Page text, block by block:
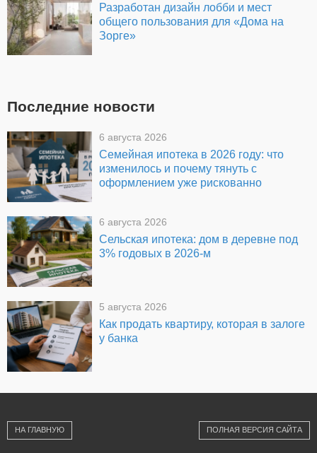
Разработан дизайн лобби и мест
общего пользования для «Дома на
Зорге»
Последние новости
6 августа 2026
Семейная ипотека в 2026 году: что
изменилось и почему тянуть с
оформлением уже рискованно
6 августа 2026
Сельская ипотека: дом в деревне под
3% годовых в 2026-м
5 августа 2026
Как продать квартиру, которая в залоге
у банка
НА ГЛАВНУЮ ПОЛНАЯ ВЕРСИЯ САЙТА